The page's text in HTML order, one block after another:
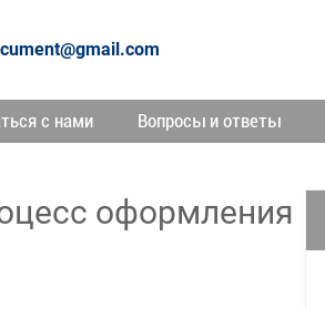
с нами Вопросы и ответы
оформления